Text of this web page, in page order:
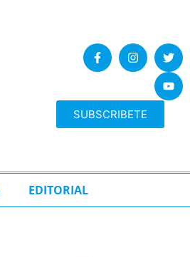
SUBSCRIBETE
EDITORIAL